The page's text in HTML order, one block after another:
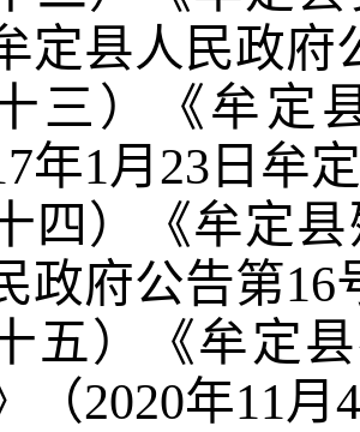
定县人民政府
三 ）《牟定
年1月 23 日牟
四 ）
《牟定
政府公告第16
五）《牟定
（2020年11月 4